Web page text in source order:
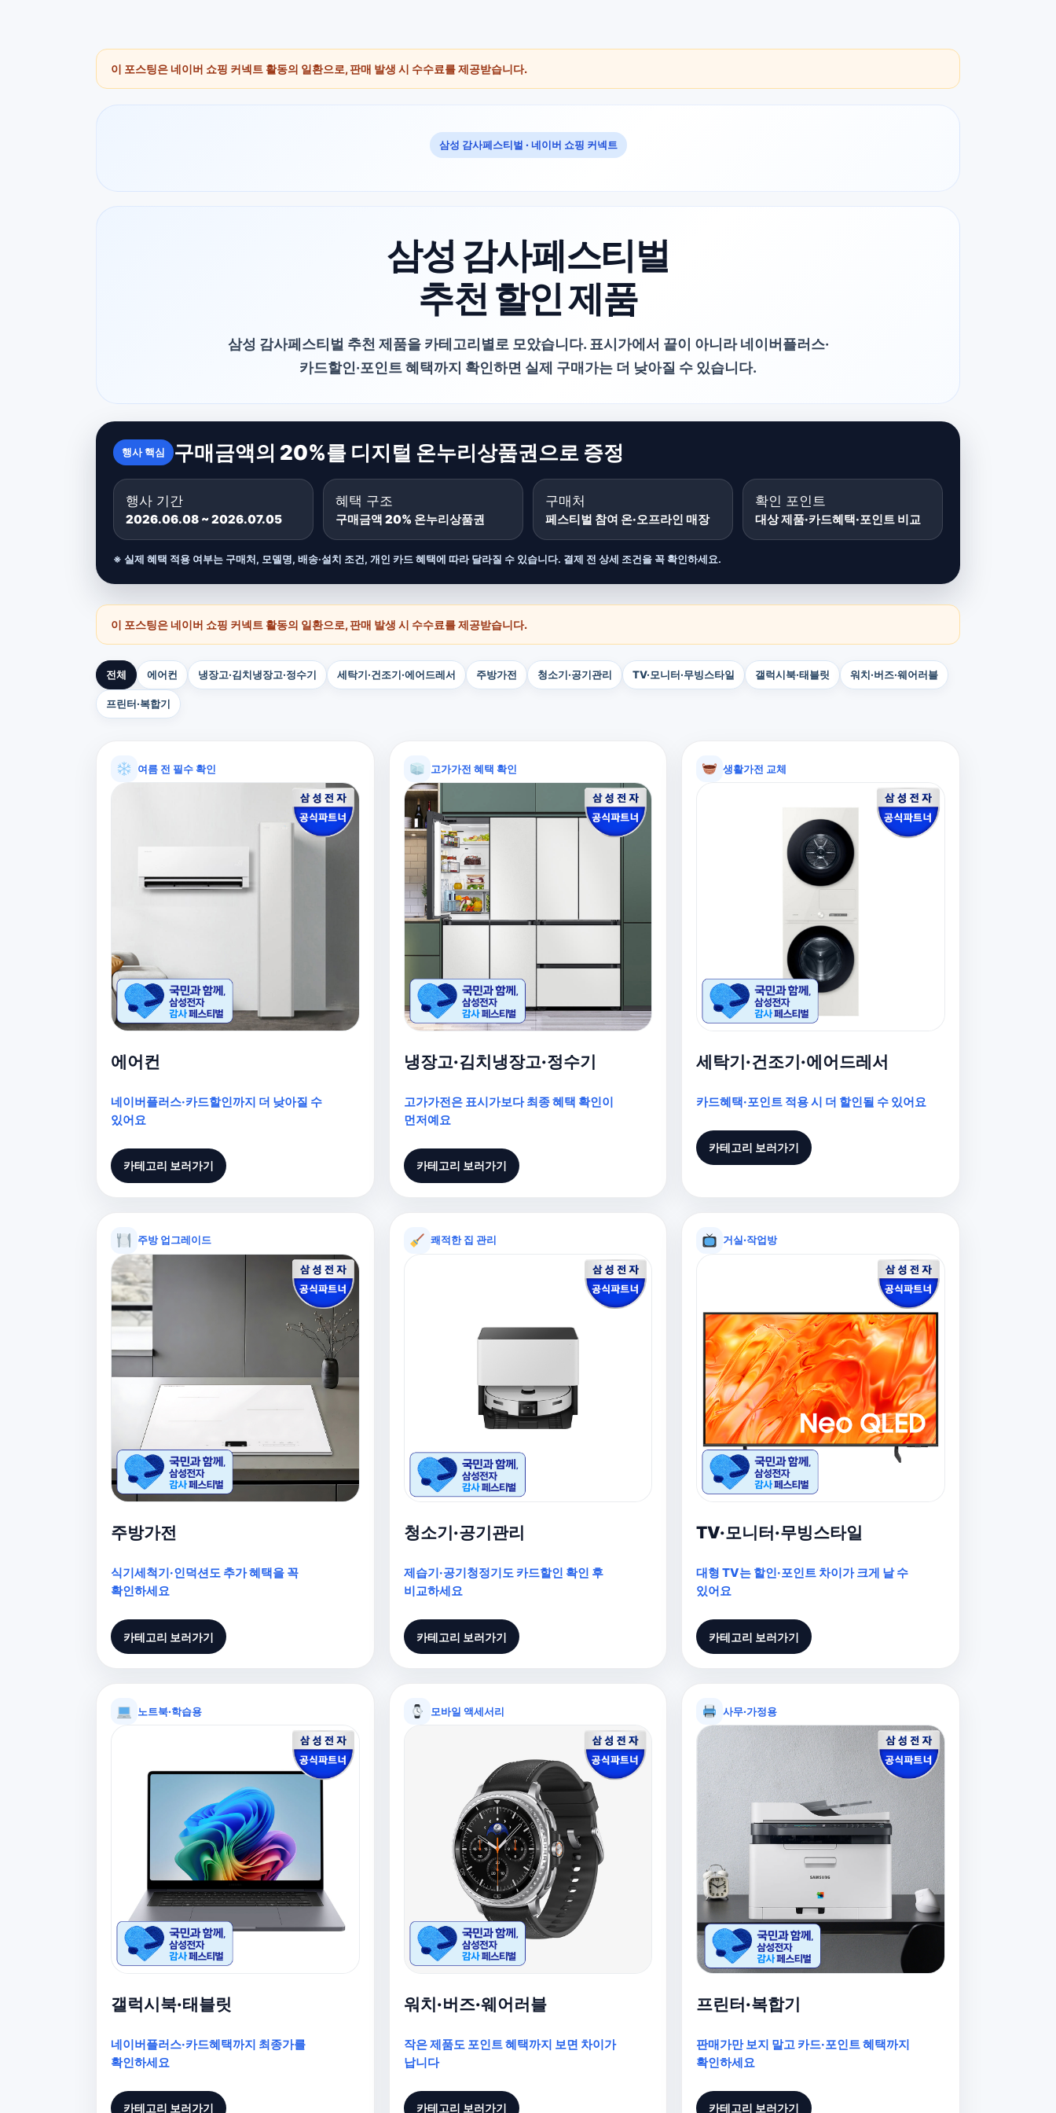
이 포스팅은 네이버 쇼핑 커넥트 활동의 일환으로, 판매 발생 시 수수료를 제공받습니다.
삼성 감사페스티벌 · 네이버 쇼핑 커넥트
삼성 감사페스티벌
추천 할인 제품
삼성 감사페스티벌 추천 제품을 카테고리별로 모았습니다. 표시가에서 끝이 아니라 네이버플러스·
카드할인·포인트 혜택까지 확인하면 실제 구매가는 더 낮아질 수 있습니다.
행사 핵심 구매금액의 20%를 디지털 온누리상품권으로 증정
행사 기간
2026.06.08 ~ 2026.07.05
혜택 구조
구매금액 20% 온누리상품권
구매처
페스티벌 참여 온·오프라인 매장
확인 포인트
대상 제품·카드혜택·포인트 비교
※ 실제 혜택 적용 여부는 구매처, 모델명, 배송·설치 조건, 개인 카드 혜택에 따라 달라질 수 있습니다. 결제 전 상세 조건을 꼭 확인하세요.
이 포스팅은 네이버 쇼핑 커넥트 활동의 일환으로, 판매 발생 시 수수료를 제공받습니다.
전체 에어컨 냉장고·김치냉장고·정수기 세탁기·건조기·에어드레서 주방가전 청소기·공기관리 TV·모니터·무빙스타일 갤럭시북·태블릿 워치·버즈·웨어러블
프린터·복합기
여름 전 필수 확인
에어컨
네이버플러스·카드할인까지 더 낮아질 수
있어요
카테고리 보러가기
고가가전 혜택 확인
냉장고·김치냉장고·정수기
고가가전은 표시가보다 최종 혜택 확인이
먼저예요
카테고리 보러가기
생활가전 교체
세탁기·건조기·에어드레서
카드혜택·포인트 적용 시 더 할인될 수 있어요
카테고리 보러가기
주방 업그레이드
주방가전
식기세척기·인덕션도 추가 혜택을 꼭
확인하세요
카테고리 보러가기
쾌적한 집 관리
청소기·공기관리
제습기·공기청정기도 카드할인 확인 후
비교하세요
카테고리 보러가기
거실·작업방
TV·모니터·무빙스타일
대형 TV는 할인·포인트 차이가 크게 날 수
있어요
카테고리 보러가기
노트북·학습용
갤럭시북·태블릿
네이버플러스·카드혜택까지 최종가를
확인하세요
카테고리 보러가기
모바일 액세서리
워치·버즈·웨어러블
작은 제품도 포인트 혜택까지 보면 차이가
납니다
카테고리 보러가기
사무·가정용
프린터·복합기
판매가만 보지 말고 카드·포인트 혜택까지
확인하세요
카테고리 보러가기